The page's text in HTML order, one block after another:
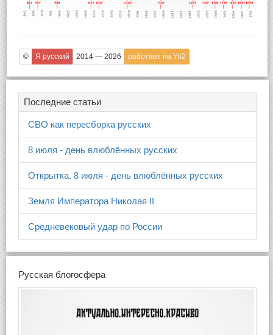
© Я русский 2014 — 2026 работает на Yii2
Последние статьи
СВО как пересборка русских
8 июля - день влюблённых русских
Открытка. 8 июля - день влюблённых русских
Земля Императора Николая II
Средневековый удар по России
Русская блогосфера